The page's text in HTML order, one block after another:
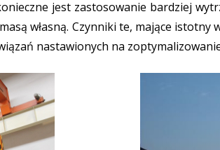
jest zastosowanie bardziej
własną. Czynniki te, mające
nastawionych na